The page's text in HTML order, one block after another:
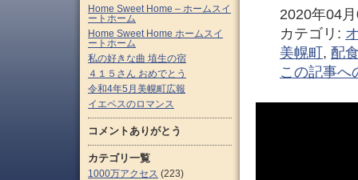
2020年04
カテゴリ:
美幌町 , 配
この記事へ
Home Sweet Home – ホームスイ
ートホーム
Home Sweet Home ホームスイ
ートホーム
私の好きな曲 埴生の宿
４１５さん おめでとう
令和4年5月美幌町広報
イエペスのロマンス
コメントありがとう
カテゴリ一覧
1000万アクセス (223)